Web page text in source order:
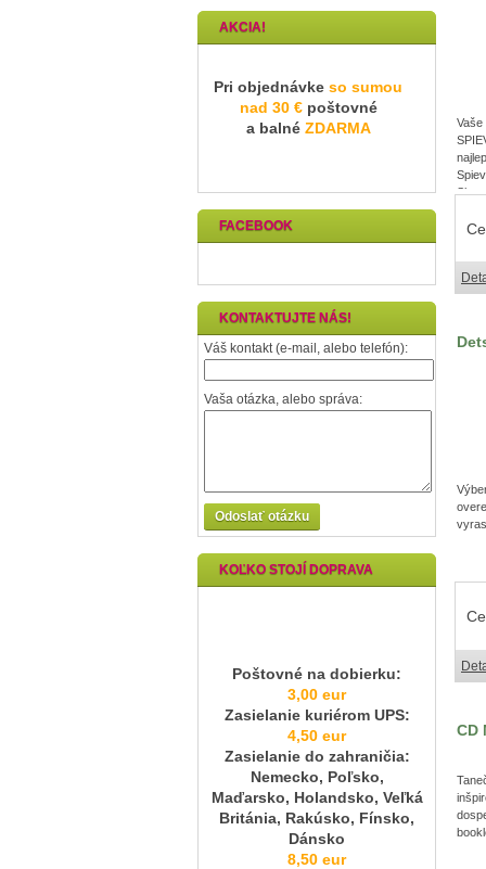
a
ktoré
CD
AKCIA!
Pri objednávke so sumou
nad 30 € poštovné
a balné ZDARMA
FACEBOOK
KONTAKTUJTE NÁS!
Váš kontakt (e-mail, alebo telefón):
Vaša otázka, alebo správa:
Odoslať otázku
KOĽKO STOJÍ DOPRAVA
Poštovné na dobierku:
3,00 eur
Zasielanie kuriérom UPS:
4,50 eur
Zasielanie do zahraničia:
Nemecko, Poľsko,
Maďarsko, Holandsko, Veľká
Británia, Rakúsko, Fínsko,
Dánsko
8,50 eur